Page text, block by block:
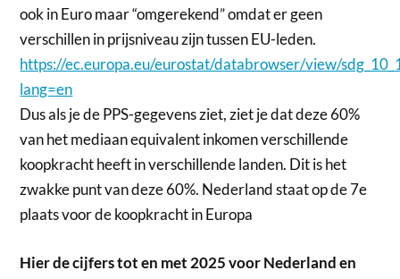
ook in Euro maar “omgerekend” omdat er geen
verschillen in prijsniveau zijn tussen EU-leden.
https://ec.europa.eu/eurostat/databrowser/view/
lang=en
Dus als je de PPS-gegevens ziet, ziet je dat deze 60%
van het mediaan equivalent inkomen verschillende
koopkracht heeft in verschillende landen. Dit is het
zwakke punt van deze 60%. Nederland staat op de 7e
plaats voor de koopkracht in Europa
Hier de cijfers tot en met 2025 voor Nederland en